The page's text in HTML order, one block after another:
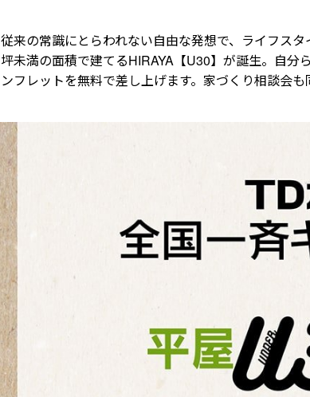
従来の常識にとらわれない自由な発想で、ライフス
坪未満の面積で建てるHIRAYA【U30】が誕生。自
ンフレットを無料で差し上げます。家づくり相談会